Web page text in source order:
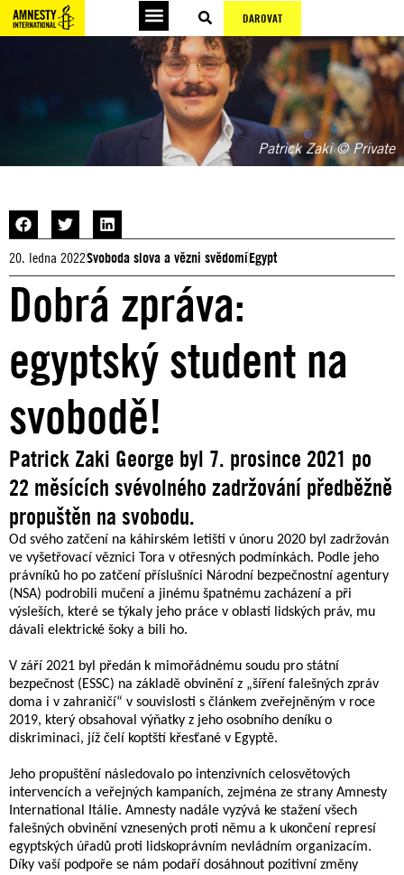
DAROVAT
Patrick Zaki © Private
20. ledna 2022Svoboda slova a vězni svědomíEgypt
Dobrá zpráva:
egyptský student na
svobodě!
Patrick Zaki George byl 7. prosince 2021 po
22 měsících svévolného zadržování předběžně
propuštěn na svobodu.
Od svého zatčení na káhirském letišti v únoru 2020 byl zadržován
ve vyšetřovací věznici Tora v otřesných podmínkách. Podle jeho
právníků ho po zatčení příslušníci Národní bezpečnostní agentury
(NSA) podrobili mučení a jinému špatnému zacházení a při
výsleších, které se týkaly jeho práce v oblasti lidských práv, mu
dávali elektrické šoky a bili ho.
V září 2021 byl předán k mimořádnému soudu pro státní
bezpečnost (ESSC) na základě obvinění z „šíření falešných zpráv
doma i v zahraničí“ v souvislosti s článkem zveřejněným v roce
2019, který obsahoval výňatky z jeho osobního deníku o
diskriminaci, jíž čelí koptští křesťané v Egyptě.
Jeho propuštění následovalo po intenzivních celosvětových
intervencích a veřejných kampaních, zejména ze strany Amnesty
International Itálie. Amnesty nadále vyzývá ke stažení všech
falešných obvinění vznesených proti němu a k ukončení represí
egyptských úřadů proti lidskoprávním nevládním organizacím.
Díky vaší podpoře se nám podaří dosáhnout pozitivní změny